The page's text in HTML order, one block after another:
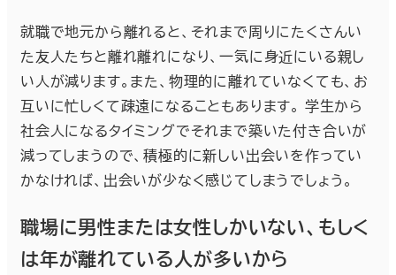
就職で地元から離れると、それまで周りにたくさんい
た友人たちと離れ離れになり、一気に身近にいる親し
い人が減ります。また、物理的に離れていなくても、お
互いに忙しくて疎遠になることもあります。 学生から
社会人になるタイミングでそれまで築いた付き合いが
減ってしまうので、積極的に新しい出会いを作ってい
かなければ、出会いが少なく感じてしまうでしょう。
職場に男性または女性しかいない、もしく
は年が離れている人が多いから